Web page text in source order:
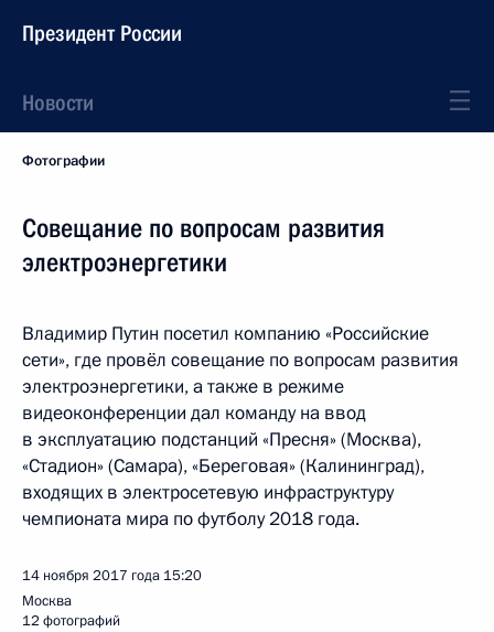
Президент России
Новости
Фотографии
Совещание по вопросам развития
электроэнергетики
Владимир Путин посетил компанию «Российские
сети», где провёл совещание по вопросам развития
электроэнергетики, а также в режиме
видеоконференции дал команду на ввод
в эксплуатацию подстанций «Пресня» (Москва),
«Стадион» (Самара), «Береговая» (Калининград),
входящих в электросетевую инфраструктуру
чемпионата мира по футболу 2018 года.
14 ноября 2017 года 15:20
Москва
12 фотографий